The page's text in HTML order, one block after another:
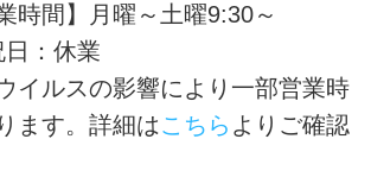
時間】月曜～土曜9:30～
：休業
イルスの影響により一部営業時
ます。詳細はこちら よりご確認